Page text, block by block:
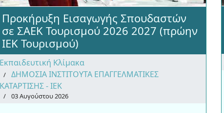
Προκήρυξη Εισαγωγής Σπουδαστών
σε ΣΑΕΚ Τουρισμού 2026 2027 (πρώην
ΙΕΚ Τουρισμού)
Εκπαιδευτική Κλίμακα
ΔΗΜΟΣΙΑ ΙΝΣΤΙΤΟΥΤΑ ΕΠΑΓΓΕΛΜΑΤΙΚΕΣ
ΚΑΤΑΡΤΙΣΗΣ - ΙΕΚ
03 Αυγούστου 2026